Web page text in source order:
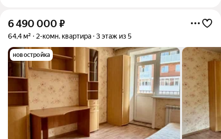
6 490 000 ₽
64,4 м² 2-комн. квартира 3 этаж из 5
новостройка